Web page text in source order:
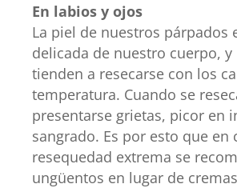
En labios y ojos
La piel de nuestros párpados
delicada de nuestro cuerpo,
tienden a resecarse con los
temperatura. Cuando se
presentarse grietas, picor en
sangrado. Es por esto que en
resequedad extrema se
ungüentos en lugar de